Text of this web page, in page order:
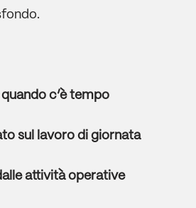
c’è tempo
sul lavoro di giornata
attività operative